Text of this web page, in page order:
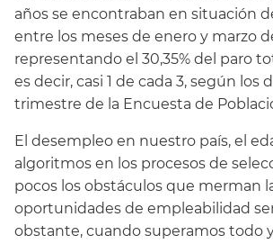
años se encontraban en situación
entre los meses de enero y marzo
representando el 30,35% del paro
es decir, casi 1 de cada 3, según los
trimestre de la Encuesta de
El desempleo en nuestro país, el
algoritmos en los procesos de
pocos los obstáculos que merman
oportunidades de empleabilidad
obstante, cuando superamos todo